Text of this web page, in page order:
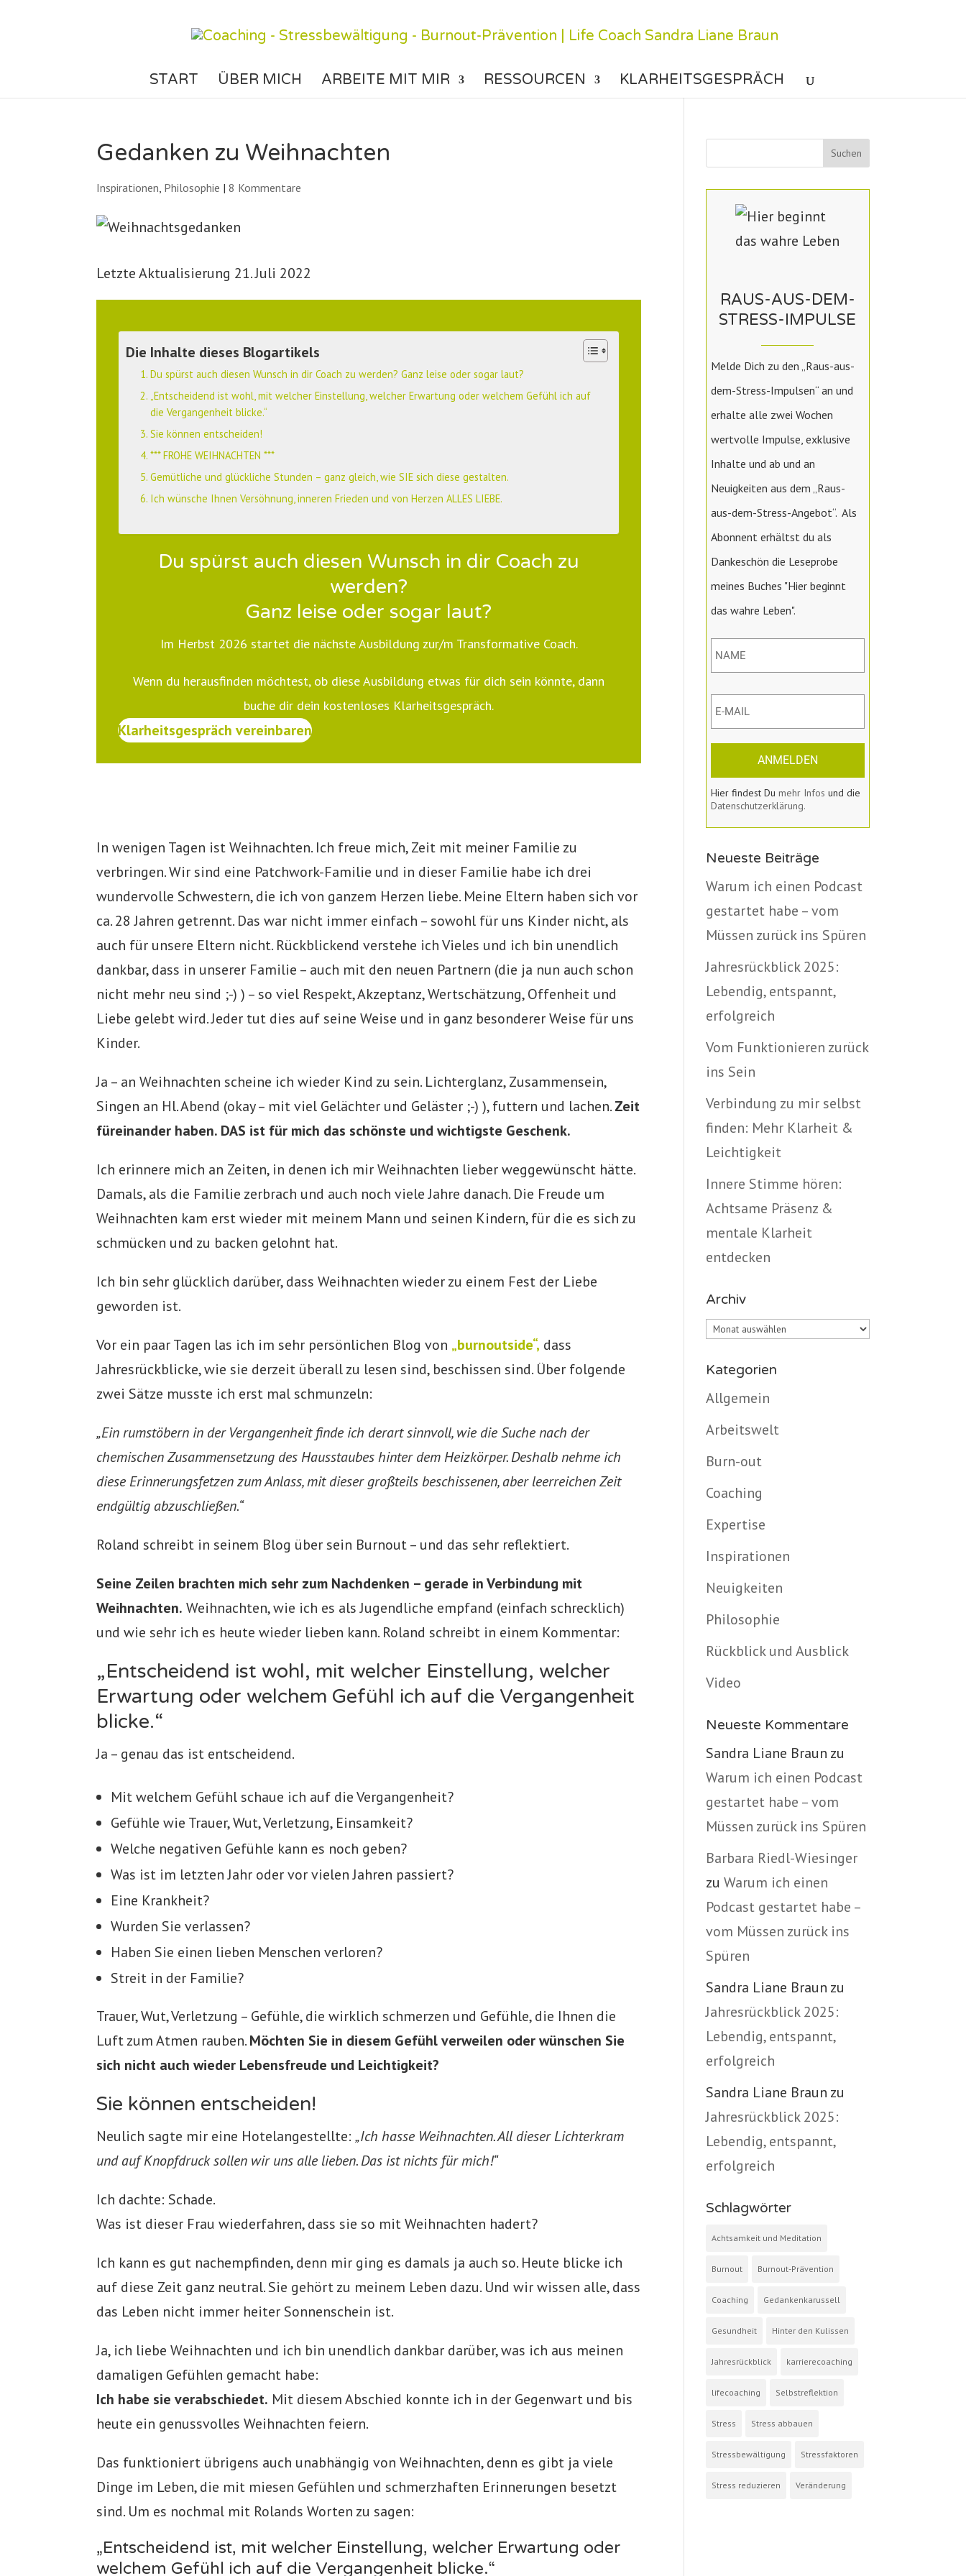
START ÜBER MICH ARBEITE MIT MIR RESSOURCEN KLARHEITSGESPRÄCH
Gedanken zu Weihnachten
Inspirationen, Philosophie |8 Kommentare
Letzte Aktualisierung 21. Juli 2022
Die Inhalte dieses Blogartikels
Du spürst auch diesen Wunsch in dir Coach zu werden? Ganz leise oder sogar laut?
„Entscheidend ist wohl, mit welcher Einstellung, welcher Erwartung oder welchem Gefühl ich auf
die Vergangenheit blicke.“
Sie können entscheiden!
*** FROHE WEIHNACHTEN ***
Gemütliche und glückliche Stunden – ganz gleich, wie SIE sich diese gestalten.
Ich wünsche Ihnen Versöhnung, inneren Frieden und von Herzen ALLES LIEBE.
Du spürst auch diesen Wunsch in dir Coach zu
werden?
Ganz leise oder sogar laut?
Im Herbst 2026 startet die nächste Ausbildung zur/m Transformative Coach.
Wenn du herausfinden möchtest, ob diese Ausbildung etwas für dich sein könnte, dann
buche dir dein kostenloses Klarheitsgespräch.
Klarheitsgespräch vereinbaren
In wenigen Tagen ist Weihnachten. Ich freue mich, Zeit mit meiner Familie zu
verbringen. Wir sind eine Patchwork-Familie und in dieser Familie habe ich drei
wundervolle Schwestern, die ich von ganzem Herzen liebe. Meine Eltern haben sich vor
ca. 28 Jahren getrennt. Das war nicht immer einfach – sowohl für uns Kinder nicht, als
auch für unsere Eltern nicht. Rückblickend verstehe ich Vieles und ich bin unendlich
dankbar, dass in unserer Familie – auch mit den neuen Partnern (die ja nun auch schon
nicht mehr neu sind ;-) ) – so viel Respekt, Akzeptanz, Wertschätzung, Offenheit und
Liebe gelebt wird. Jeder tut dies auf seine Weise und in ganz besonderer Weise für uns
Kinder.
Ja – an Weihnachten scheine ich wieder Kind zu sein. Lichterglanz, Zusammensein,
Singen an Hl. Abend (okay – mit viel Gelächter und Geläster ;-) ), futtern und lachen.Zeit
füreinander haben. DAS ist für mich das schönste und wichtigste Geschenk.
Ich erinnere mich an Zeiten, in denen ich mir Weihnachten lieber weggewünscht hätte.
Damals, als die Familie zerbrach und auch noch viele Jahre danach. Die Freude um
Weihnachten kam erst wieder mit meinem Mann und seinen Kindern, für die es sich zu
schmücken und zu backen gelohnt hat.
Ich bin sehr glücklich darüber, dass Weihnachten wieder zu einem Fest der Liebe
geworden ist.
Vor ein paar Tagen las ich im sehr persönlichen Blog von „burnoutside“, dass
Jahresrückblicke, wie sie derzeit überall zu lesen sind, beschissen sind. Über folgende
zwei Sätze musste ich erst mal schmunzeln:
„Ein rumstöbern in der Vergangenheit finde ich derart sinnvoll, wie die Suche nach der
chemischen Zusammensetzung des Hausstaubes hinter dem Heizkörper. Deshalb nehme ich
diese Erinnerungsfetzen zum Anlass, mit dieser großteils beschissenen, aber leerreichen Zeit
endgültig abzuschließen.“
Roland schreibt in seinem Blog über sein Burnout – und das sehr reflektiert.
Seine Zeilen brachten mich sehr zum Nachdenken – gerade in Verbindung mit
Weihnachten. Weihnachten, wie ich es als Jugendliche empfand (einfach schrecklich)
und wie sehr ich es heute wieder lieben kann. Roland schreibt in einem Kommentar:
„Entscheidend ist wohl, mit welcher Einstellung, welcher
Erwartung oder welchem Gefühl ich auf die Vergangenheit
blicke.“
Ja – genau das ist entscheidend.
Mit welchem Gefühl schaue ich auf die Vergangenheit?
Gefühle wie Trauer, Wut, Verletzung, Einsamkeit?
Welche negativen Gefühle kann es noch geben?
Was ist im letzten Jahr oder vor vielen Jahren passiert?
Eine Krankheit?
Wurden Sie verlassen?
Haben Sie einen lieben Menschen verloren?
Streit in der Familie?
Trauer, Wut, Verletzung – Gefühle, die wirklich schmerzen und Gefühle, die Ihnen die
Luft zum Atmen rauben.Möchten Sie in diesem Gefühl verweilen oder wünschen Sie
sich nicht auch wieder Lebensfreude und Leichtigkeit?
Sie können entscheiden!
Neulich sagte mir eine Hotelangestellte:„Ich hasse Weihnachten. All dieser Lichterkram
und auf Knopfdruck sollen wir uns alle lieben. Das ist nichts für mich!“
Ich dachte: Schade.
Was ist dieser Frau wiederfahren, dass sie so mit Weihnachten hadert?
Ich kann es gut nachempfinden, denn mir ging es damals ja auch so. Heute blicke ich
auf diese Zeit ganz neutral. Sie gehört zu meinem Leben dazu. Und wir wissen alle, dass
das Leben nicht immer heiter Sonnenschein ist.
Ja, ich liebe Weihnachten und ich bin unendlich dankbar darüber, was ich aus meinen
damaligen Gefühlen gemacht habe:
Ich habe sie verabschiedet. Mit diesem Abschied konnte ich in der Gegenwart und bis
heute ein genussvolles Weihnachten feiern.
Das funktioniert übrigens auch unabhängig von Weihnachten, denn es gibt ja viele
Dinge im Leben, die mit miesen Gefühlen und schmerzhaften Erinnerungen besetzt
sind. Um es nochmal mit Rolands Worten zu sagen:
„Entscheidend ist, mit welcher Einstellung, welcher Erwartung oder
welchem Gefühl ich auf die Vergangenheit blicke.“
RAUS-AUS-DEM-
STRESS-IMPULSE
Melde Dich zu den „Raus-aus-
dem-Stress-Impulsen“ an und
erhalte alle zwei Wochen
wertvolle Impulse, exklusive
Inhalte und ab und an
Neuigkeiten aus dem „Raus-
aus-dem-Stress-Angebot“. Als
Abonnent erhältst du als
Dankeschön die Leseprobe
meines Buches "Hier beginnt
das wahre Leben".
ANMELDEN
Hier findest Du mehr Infos und die
Datenschutzerklärung.
Neueste Beiträge
Warum ich einen Podcast
gestartet habe – vom
Müssen zurück ins Spüren
Jahresrückblick 2025:
Lebendig, entspannt,
erfolgreich
Vom Funktionieren zurück
ins Sein
Verbindung zu mir selbst
finden: Mehr Klarheit &
Leichtigkeit
Innere Stimme hören:
Achtsame Präsenz &
mentale Klarheit
entdecken
Archiv
Archiv
Kategorien
Allgemein
Arbeitswelt
Burn-out
Coaching
Expertise
Inspirationen
Neuigkeiten
Philosophie
Rückblick und Ausblick
Video
Neueste Kommentare
Sandra Liane Braun zu
Warum ich einen Podcast
gestartet habe – vom
Müssen zurück ins Spüren
Barbara Riedl-Wiesinger
zu Warum ich einen
Podcast gestartet habe –
vom Müssen zurück ins
Spüren
Sandra Liane Braun zu
Jahresrückblick 2025:
Lebendig, entspannt,
erfolgreich
Sandra Liane Braun zu
Jahresrückblick 2025:
Lebendig, entspannt,
erfolgreich
Schlagwörter
Achtsamkeit und Meditation
Burnout Burnout-Prävention
Coaching Gedankenkarussell
Gesundheit Hinter den Kulissen
Jahresrückblick karrierecoaching
lifecoaching Selbstreflektion
Stress Stress abbauen
Stressbewältigung Stressfaktoren
Stress reduzieren Veränderung